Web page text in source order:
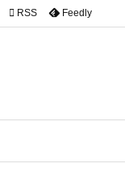
 RSS Feedly